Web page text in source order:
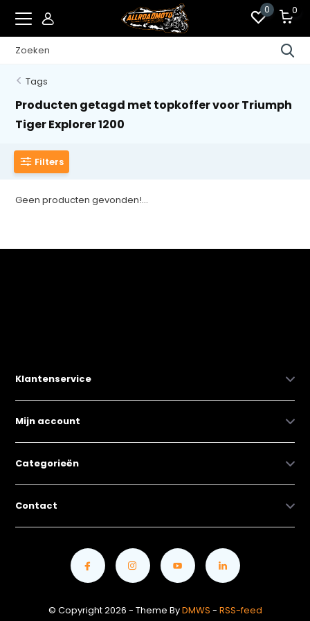
0 0
Tags
Producten getagd met topkoffer voor Triumph
Tiger Explorer 1200
Filters
Geen producten gevonden!...
Klantenservice
Mijn account
Categorieën
Contact
© Copyright 2026 - Theme ByDMWS - RSS-feed